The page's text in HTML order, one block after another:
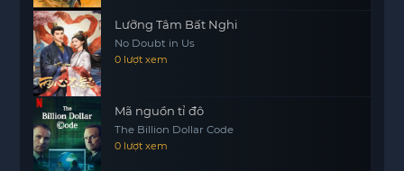
Lưỡng Tâm Bất Nghi
No Doubt in Us
0 lượt xem
Mã nguồn tỉ đô
The Billion Dollar Code
0 lượt xem